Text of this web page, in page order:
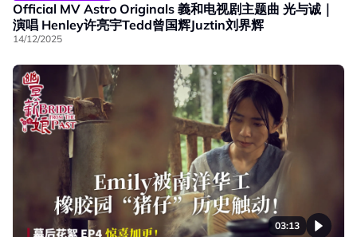
Official MV Astro Originals 義和电视剧主题曲 光与诚｜
演唱 Henley许亮宇Tedd曾国辉Juztin刘界辉
14/12/2025
03:13